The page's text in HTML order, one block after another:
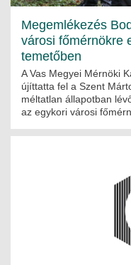
Megemlékezés
városi főmérnökre
temetőben
A Vas Megyei Mérnöki
újíttatta fel a Szent
méltatlan állapotban
az egykori városi